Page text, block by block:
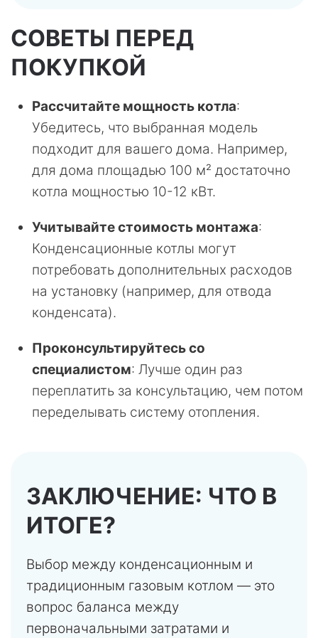
СОВЕТЫ ПЕРЕД
ПОКУПКОЙ
Рассчитайте мощность котла:
Убедитесь, что выбранная модель
подходит для вашего дома. Например,
для дома площадью 100 м² достаточно
котла мощностью 10-12 кВт.
Учитывайте стоимость монтажа:
Конденсационные котлы могут
потребовать дополнительных расходов
на установку (например, для отвода
конденсата).
Проконсультируйтесь со
специалистом: Лучше один раз
переплатить за консультацию, чем потом
переделывать систему отопления.
ЗАКЛЮЧЕНИЕ: ЧТО В
ИТОГЕ?
Выбор между конденсационным и
традиционным газовым котлом — это
вопрос баланса между
первоначальными затратами и